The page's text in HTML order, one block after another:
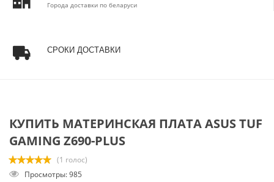
Города доставки по беларуси
СРОКИ ДОСТАВКИ
КУПИТЬ МАТЕРИНСКАЯ ПЛАТА ASUS TUF
GAMING Z690-PLUS
(1 голос)
Просмотры: 985